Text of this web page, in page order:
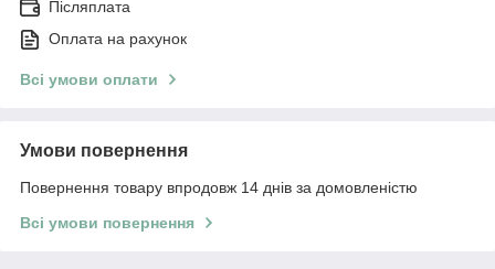
Післяплата
Оплата на рахунок
Всі умови оплати
Умови повернення
Повернення товару впродовж 14 днів за домовленістю
Всі умови повернення